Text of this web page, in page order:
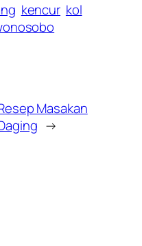
kencur kol
Masakan
→